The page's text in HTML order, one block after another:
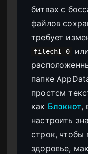
битвах с
файлов
требует
filech1_0 или
папке
простом
как Блокнот,
настроить
строк, чтобы
здоровье,